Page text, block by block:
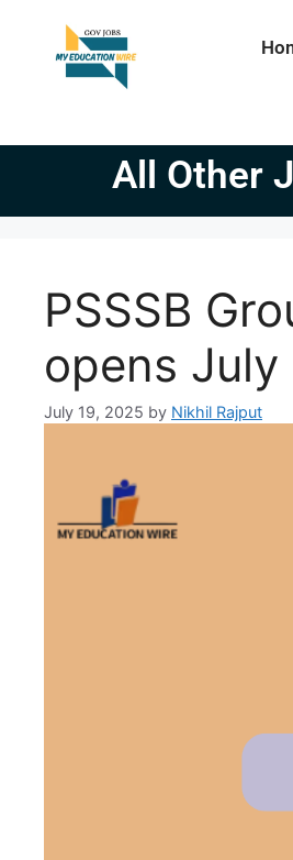
All Other
PSSSB
opens July
July 19, 2025 by Nikhil Rajput